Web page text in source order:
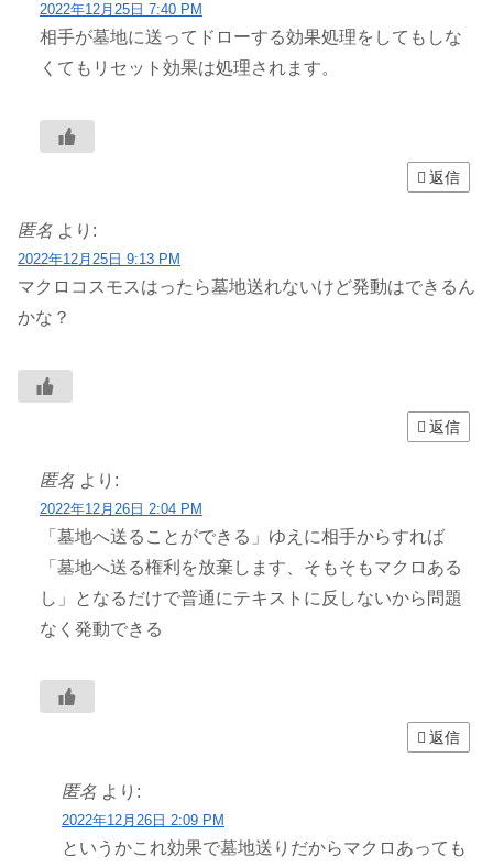
2022年12月25日 7:40 PM
相手が墓地に送ってドローする効果処理をしてもしな
くてもリセット効果は処理されます。
返信
匿名 より:
2022年12月25日 9:13 PM
マクロコスモスはったら墓地送れないけど発動はできるん
かな？
返信
匿名 より:
2022年12月26日 2:04 PM
「墓地へ送ることができる」ゆえに相手からすれば
「墓地へ送る権利を放棄します、そもそもマクロある
し」となるだけで普通にテキストに反しないから問題
なく発動できる
返信
匿名 より:
2022年12月26日 2:09 PM
というかこれ効果で墓地送りだからマクロあっても